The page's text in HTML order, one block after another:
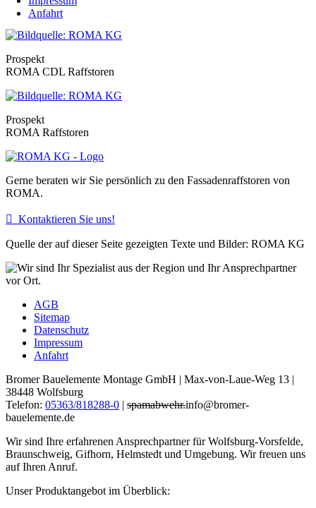
Anfahrt
Prospekt
ROMA CDL Raffstoren
Prospekt
ROMA Raffstoren
Gerne beraten wir Sie persönlich zu den Fassadenraffstoren von
ROMA.
 Kontaktieren Sie uns!
Quelle der auf dieser Seite gezeigten Texte und Bilder: ROMA KG
AGB
Sitemap
Datenschutz
Impressum
Anfahrt
Bromer Bauelemente Montage GmbH | Max-von-Laue-Weg 13 |
38448 Wolfsburg
Telefon: 05363/818288-0 | spamabwehr.info@bromer-
bauelemente.de
Wir sind Ihre erfahrenen Ansprechpartner für Wolfsburg-Vorsfelde,
Braunschweig, Gifhorn, Helmstedt und Umgebung. Wir freuen uns
auf Ihren Anruf.
Unser Produktangebot im Überblick: